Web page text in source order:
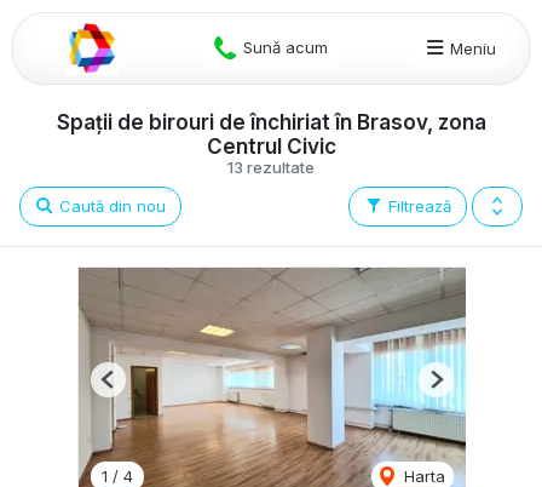
Sună acum Meniu
13 rezultate
Spații de birouri de închiriat în Brasov, zona
Centrul Civic
Filtrează
Caută din nou
1 / 4 Harta
Previous Next